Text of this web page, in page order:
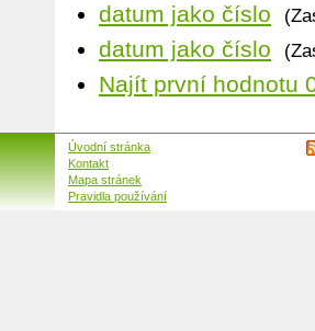
datum jako číslo
datum jako číslo
Najít první hodnotu
Úvodní stránka
Kontakt
Mapa stránek
Pravidla používání